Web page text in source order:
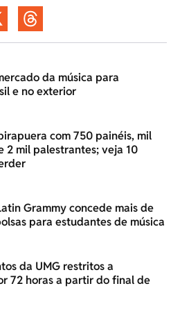
da música para
e no exterior
com 750 painéis, mil
2 mil palestrantes; veja 10
Grammy concede mais de
para estudantes de música
da UMG restritos a
72 horas a partir do final de